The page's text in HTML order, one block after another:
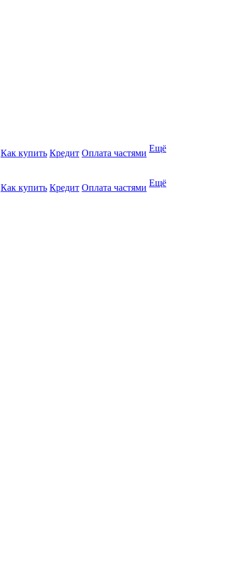
Как купить Кредит Оплата частями Ещё
Как купить Кредит Оплата частями Ещё